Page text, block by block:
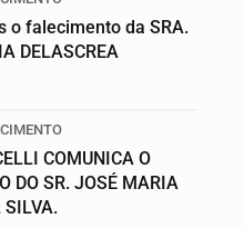
o falecimento da SRA.
DELASCREA
COMUNICA O
DO SR. JOSÉ MARIA
SILVA.